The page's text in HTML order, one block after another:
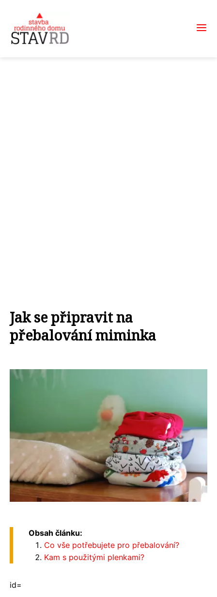
Jak se připravit na
přebalování miminka
Obsah článku:
Co vše potřebujete pro přebalování?
Kam s použitými plenkami?
id=